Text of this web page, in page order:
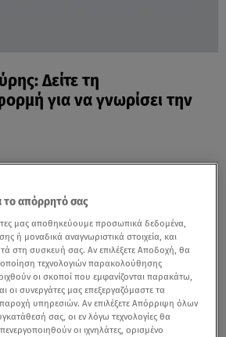
Δείτε τη
για να γνωρίσει την
το απόρρητό σας
μας αποθηκεύουμε προσωπικά δεδομένα,
ή μοναδικά αναγνωριστικά στοιχεία, και
στη συσκευή σας. Αν επιλέξετε Αποδοχή, θα
τεχνολογιών παρακολούθησης
οι σκοποί που εμφανίζονται παρακάτω,
οι συνεργάτες μας επεξεργαζόμαστε τα
υπηρεσιών. Αν επιλέξετε Απόρριψη όλων
σας, οι εν λόγω τεχνολογίες θα
οι ιχνηλάτες, ορισμένο